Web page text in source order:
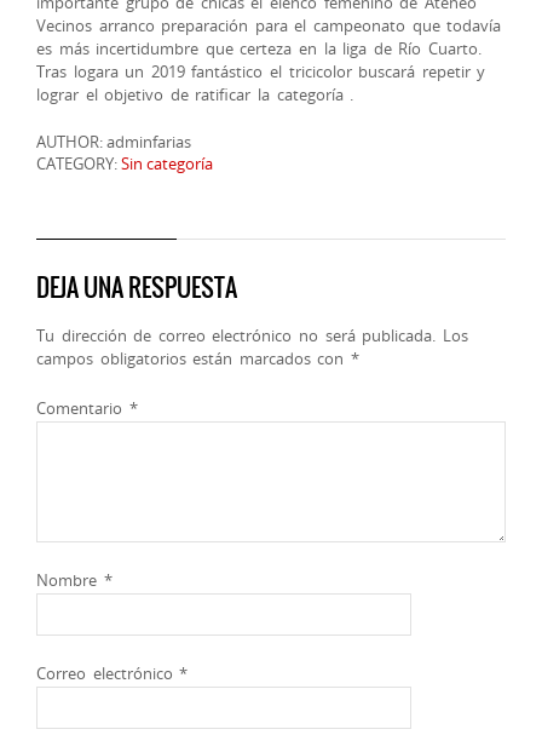
Vecinos arranco preparación para el campeonato que todavía
es más incertidumbre que certeza en la liga de Río Cuarto.
Tras logara un 2019 fantástico el tricicolor buscará repetir y
lograr el objetivo de ratificar la categoría .
AUTHOR: adminfarias
CATEGORY:Sin categoría
DEJA UNA RESPUESTA
Tu dirección de correo electrónico no será publicada. Los
campos obligatorios están marcados con *
Comentario *
Nombre *
Correo electrónico*